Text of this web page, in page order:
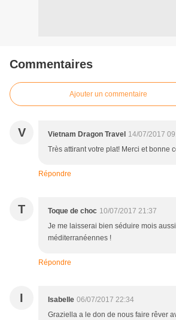
Commentaires
Ajouter un commentaire
V Vietnam Dragon Travel 14/07/2017
Très attirant votre plat! Merci et bonne
Répondre
T Toque de choc 10/07/2017 21:37
Je me laisserai bien séduire mois
méditerranéennes !
Répondre
I Isabelle 06/07/2017 22:34
Graziella a le don de nous faire rêver